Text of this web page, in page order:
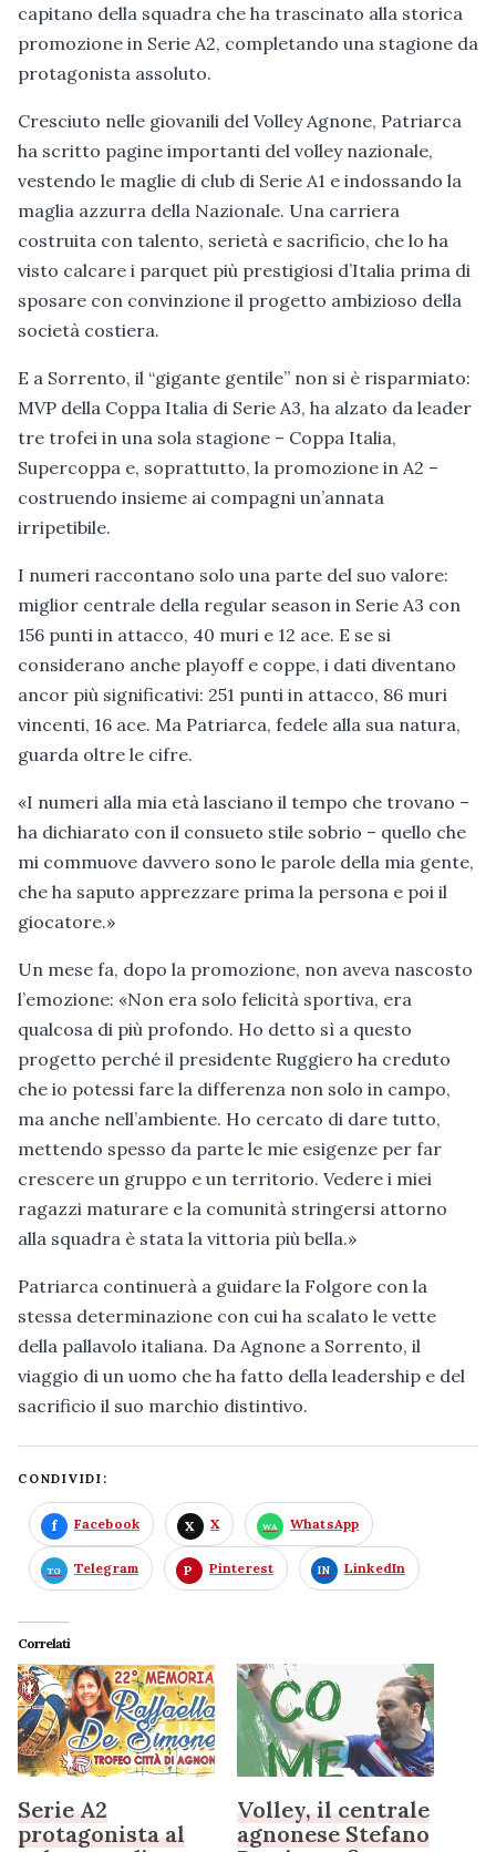
capitano della squadra che ha trascinato alla storica
promozione in Serie A2, completando una stagione da
protagonista assoluto.
Cresciuto nelle giovanili del Volley Agnone, Patriarca
ha scritto pagine importanti del volley nazionale,
vestendo le maglie di club di Serie A1 e indossando la
maglia azzurra della Nazionale. Una carriera
costruita con talento, serietà e sacrificio, che lo ha
visto calcare i parquet più prestigiosi d’Italia prima di
sposare con convinzione il progetto ambizioso della
società costiera.
E a Sorrento, il “gigante gentile” non si è risparmiato:
MVP della Coppa Italia di Serie A3, ha alzato da leader
tre trofei in una sola stagione – Coppa Italia,
Supercoppa e, soprattutto, la promozione in A2 –
costruendo insieme ai compagni un’annata
irripetibile.
I numeri raccontano solo una parte del suo valore:
miglior centrale della regular season in Serie A3 con
156 punti in attacco, 40 muri e 12 ace. E se si
considerano anche playoff e coppe, i dati diventano
ancor più significativi: 251 punti in attacco, 86 muri
vincenti, 16 ace. Ma Patriarca, fedele alla sua natura,
guarda oltre le cifre.
«I numeri alla mia età lasciano il tempo che trovano –
ha dichiarato con il consueto stile sobrio – quello che
mi commuove davvero sono le parole della mia gente,
che ha saputo apprezzare prima la persona e poi il
giocatore.»
Un mese fa, dopo la promozione, non aveva nascosto
l’emozione: «Non era solo felicità sportiva, era
qualcosa di più profondo. Ho detto sì a questo
progetto perché il presidente Ruggiero ha creduto
che io potessi fare la differenza non solo in campo,
ma anche nell’ambiente. Ho cercato di dare tutto,
mettendo spesso da parte le mie esigenze per far
crescere un gruppo e un territorio. Vedere i miei
ragazzi maturare e la comunità stringersi attorno
alla squadra è stata la vittoria più bella.»
Patriarca continuerà a guidare la Folgore con la
stessa determinazione con cui ha scalato le vette
della pallavolo italiana. Da Agnone a Sorrento, il
viaggio di un uomo che ha fatto della leadership e del
sacrificio il suo marchio distintivo.
CONDIVIDI:
Facebook X WhatsApp
Telegram Pinterest LinkedIn
Correlati
Serie A2
protagonista al
Volley, il centrale
agnonese Stefano